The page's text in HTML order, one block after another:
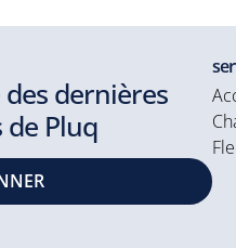
dernières
de Pluq